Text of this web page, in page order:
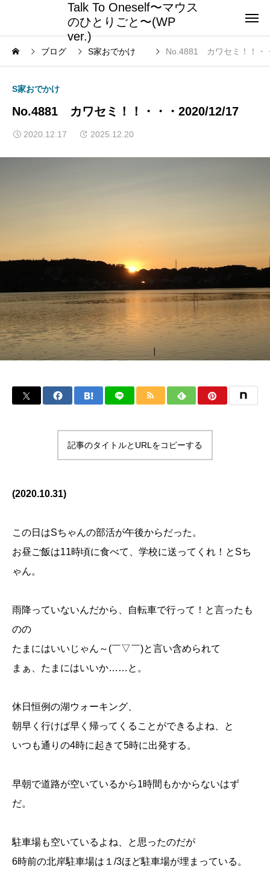
Talk To Oneself〜マウス
のひとりごと〜(WP
ver.)
ブログ S家おでかけ No.4881 カワセミ！！・
S家おでかけ
No.4881 カワセミ！！・・・2020/12/17
2020.12.17 2025.12.20
記事のタイトルとURLをコピーする
(2020.10.31)
この日はSちゃんの部活が午後からだった。
お昼ご飯は11時頃に食べて、学校に送ってくれ！とSち
ゃん。
雨降っていないんだから、自転車で行って！と言ったも
のの
たまにはいいじゃん～(￣▽￣)と言い含められて
まぁ、たまにはいいか……と。
休日恒例の湖ウォーキング、
朝早く行けば早く帰ってくることができるよね、と
いつも通りの4時に起きて5時に出発する。
早朝で道路が空いているから1時間もかからないはず
だ。
駐車場も空いているよね、と思ったのだが
6時前の北岸駐車場は１/3ほど駐車場が埋まっている。